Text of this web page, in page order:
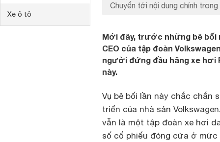
Xe ô tô
Chuyển tới nội dung chính trong
Mới đây, trước những bê bối
CEO của tập đoàn
người đứng đầu hãng xe hơi
này.
Vụ bê bối lần này chắc
triển của nhà sản
vẫn là một tập đoàn xe hơi
số cổ phiếu đóng cửa ở mức